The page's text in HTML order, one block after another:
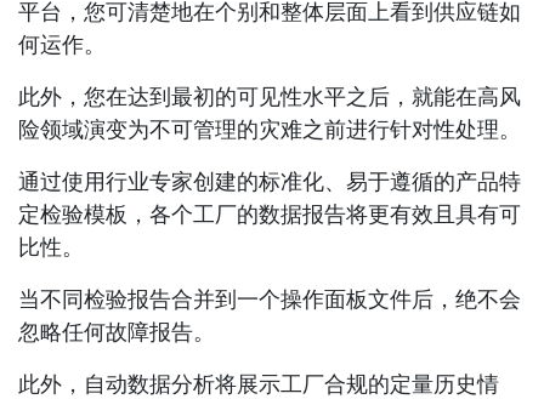
平台，您可清楚地在个别和整体层面上看到供应链如
何运作。
此外，您在达到最初的可见性水平之后，就能在高风
险领域演变为不可管理的灾难之前进行针对性处理。
通过使用行业专家创建的标准化、易于遵循的产品特
定检验模板，各个工厂的数据报告将更有效且具有可
比性。
当不同检验报告合并到一个操作面板文件后，绝不会
忽略任何故障报告。
此外，自动数据分析将展示工厂合规的定量历史情